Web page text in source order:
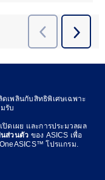
เพลินกับสิทธิพิเศษเฉพาะ
รับ
ปิดเผย และการประมวลผล
ส่วนตัว ของ ASICS เพื่อ
โปรแกรม.